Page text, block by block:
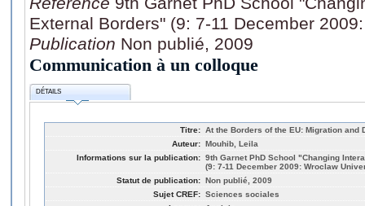
External Borders" (9: 7-11 December
Publication Non publié, 2009
Communication à un colloque
DÉTAILS
Titre: At the Borders of the EU: Migration
Auteur: Mouhib, Leila
Informations sur la publication: 9th Garnet PhD School "Changing
(9: 7-11 December 2009: Wroclaw
Statut de publication: Non publié, 2009
Sujet CREF: Sciences sociales